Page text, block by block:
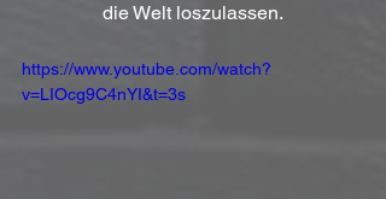
die Welt loszulassen.
https://www.youtube.com/watch?
v=LIOcg9C4nYI&t=3s